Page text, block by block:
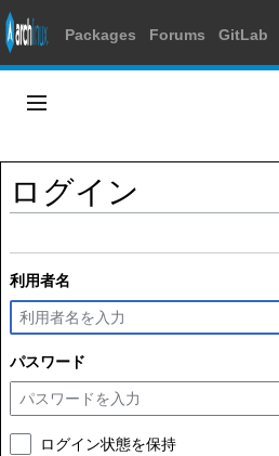
Packages Forums GitLab
ス
プ
メインメニュー
ログイン
利用者名
パスワード
ログイン状態を保持